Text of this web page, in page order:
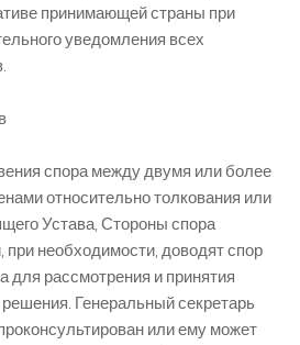
принимающей страны при
уведомления всех
спора между двумя или более
относительно толкования или
Устава, Стороны спора
при необходимости, доводят спор
для рассмотрения и принятия
Генеральный секретарь
или ему может